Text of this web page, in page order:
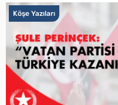
Köşe Yazıları